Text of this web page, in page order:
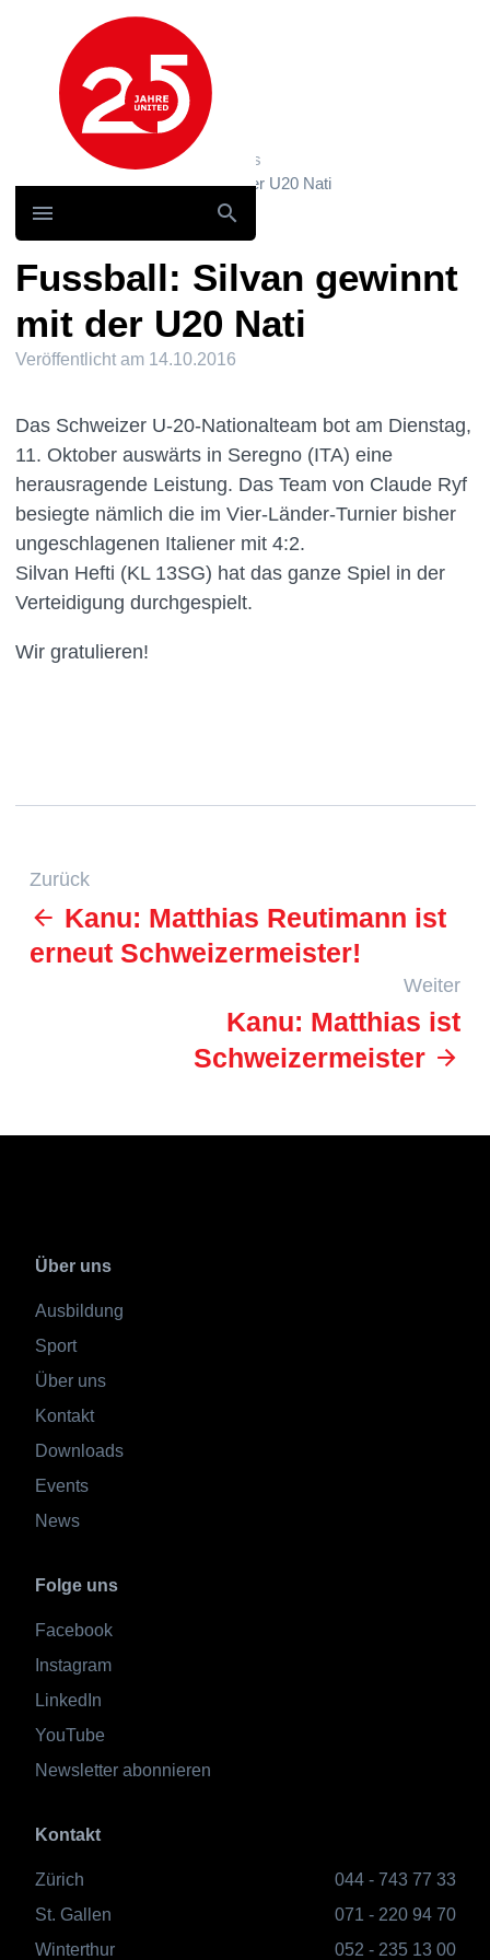
Hauptnavigation
News und Storys / News
Fussball: Silvan gewinnt mit der U20 Nati
Fussball: Silvan gewinnt
mit der U20 Nati
Veröffentlicht am 14.10.2016
Das Schweizer U-20-Nationalteam bot am Dienstag,
11. Oktober auswärts in Seregno (ITA) eine
herausragende Leistung. Das Team von Claude Ryf
besiegte nämlich die im Vier-Länder-Turnier bisher
ungeschlagenen Italiener mit 4:2.
Silvan Hefti (KL 13SG) hat das ganze Spiel in der
Verteidigung durchgespielt.
Wir gratulieren!
Zurück
Kanu: Matthias Reutimann ist
erneut Schweizermeister!
Weiter
Kanu: Matthias ist
Schweizermeister
Über uns
Ausbildung
Sport
Über uns
Kontakt
Downloads
Events
News
Folge uns
Facebook
Instagram
LinkedIn
YouTube
Newsletter abonnieren
Kontakt
Zürich
044 - 743 77 33
St. Gallen
071 - 220 94 70
Winterthur
052 - 235 13 00